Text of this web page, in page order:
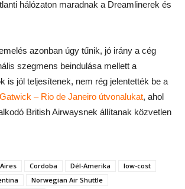
hálózaton maradnak a Dreamlinerek és
azonban úgy tűnik, jó irány a cég
szegmens beindulása mellett a
is jól teljesítenek, nem rég jelentették be a
– Rio de Janeiro útvonalukat, ahol
British Airwaysnek állítanak közvetlen
Cordoba Dél-Amerika
low-cost
Norwegian Air Shuttle